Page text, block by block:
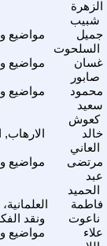
الزهرة
شبيب
مواضيع
جميل
السلحوت
مواضيع
غسان
صابور
مواضيع
محمود
سعيد
كعوش
خالد
العاني
مواضيع
مرتضى
عبد
الحميد
ونقد
فاطمة
ناعوت
مواضيع
علاء